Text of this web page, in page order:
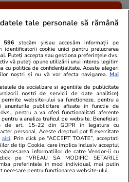
24 iul.
ce a făcut chimioterapie
tumoră care nu exista, în
24 iul.
nou val de mobilizare
să extindă acest război.
avertizează Volodimir
tale personale să rămână
596 stocăm și/sau accesăm informații pe
identificatorii cookie unici pentru prelucrarea
Puteți accepta sau gestiona preferințele dvs.
vă puteți opune utilizării unui interes legitim
cu politica de confidențialitate. Aceste alegeri
noștri și nu vă vor afecta navigarea. Mai
de socializare si agentiile de publicitate
nostri de servicii de date analitice)
website-ului sa functioneze, pentru a
anunturile publicitare afisate in functie de
pentru a va oferi functionalitati aferente
a analiza traficul pe website. Beneficiati
de art. 15-22 din GDPR in legatura cu
personal. Aceste drepturi pot fi exercitate
aici. Prin click pe “ACCEPT TOATE”, acceptati
de tip Cookie, care implica inclusiv acceptul
accesarea informatiilor de catre Vendor-ii cu
pe “VREAU SA MODIFIC SETARILE
preferintele in mod individual, mai putin
necesare pentru functionarea website-ului.